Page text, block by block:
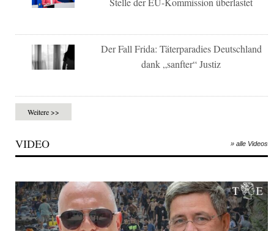
Der Fall Frida: Täterparadies Deutschland
dank „sanfter“ Justiz
Weitere >>
VIDEO » alle Videos